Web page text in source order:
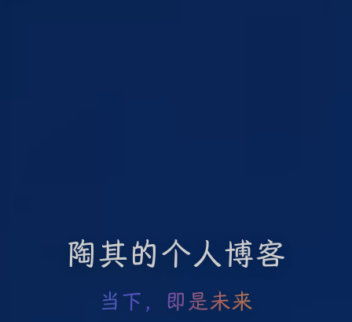
陶其的个人博客
当下，即是未来